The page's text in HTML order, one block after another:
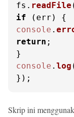
fs. readFile
if
console .
return ;
console . log
});
Skrip ini